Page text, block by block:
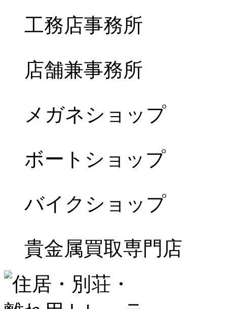
工務店事務所
店舗兼事務所
メガネショップ
ボートショップ
バイクショップ
貴金属買取専門店